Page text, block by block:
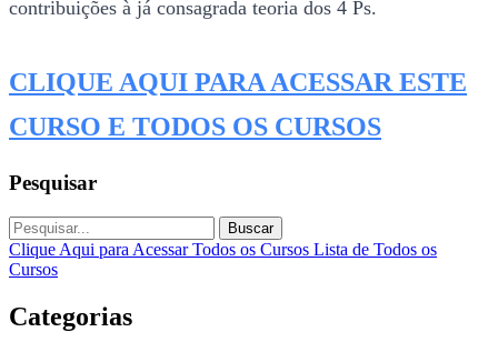
contribuições à já consagrada teoria dos 4 Ps.
CLIQUE AQUI PARA ACESSAR ESTE
CURSO E TODOS OS CURSOS
Pesquisar
Buscar
Clique Aqui para Acessar Todos os Cursos Lista de Todos os
Cursos
Categorias